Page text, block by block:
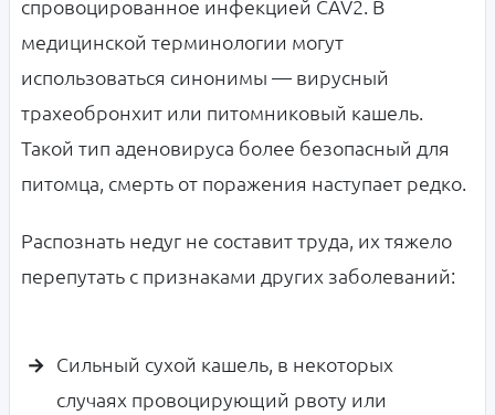
спровоцированное инфекцией CAV2. В
медицинской терминологии могут
использоваться синонимы — вирусный
трахеобронхит или питомниковый кашель.
Такой тип аденовируса более безопасный для
питомца, смерть от поражения наступает редко.
Распознать недуг не составит труда, их тяжело
перепутать с признаками других заболеваний:
Сильный сухой кашель, в некоторых
случаях провоцирующий рвоту или